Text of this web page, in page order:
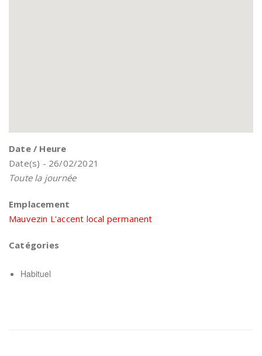
Date / Heure
Date(s) - 26/02/2021
Toute la journée
Emplacement
Mauvezin L'accent local permanent
Catégories
Habituel